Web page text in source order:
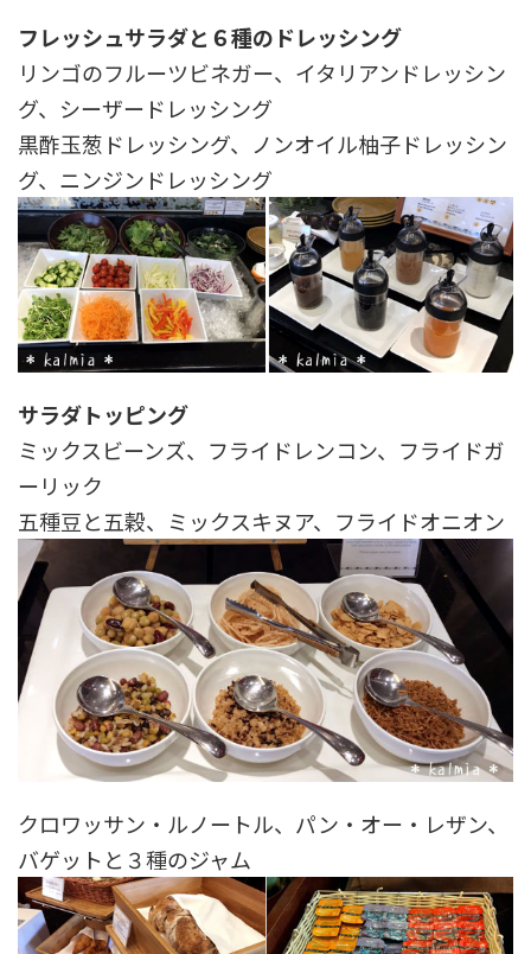
フレッシュサラダと６種のドレッシング
リンゴのフルーツビネガー、イタリアンドレッシン
グ、シーザードレッシング
黒酢玉葱ドレッシング、ノンオイル柚子ドレッシン
グ、ニンジンドレッシング
サラダトッピング
ミックスビーンズ、フライドレンコン、フライドガ
ーリック
五種豆と五穀、ミックスキヌア、フライドオニオン
クロワッサン・ルノートル、パン・オー・レザン、
バゲットと３種のジャム